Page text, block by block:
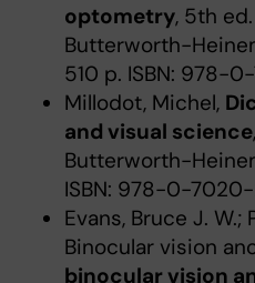
optometry, 5th
Butterworth-
510 p. ISBN: 978-
Millodot, Michel,
and visual science
Butterworth-
ISBN: 978-0-
Evans, Bruce J. W.;
Binocular vision
binocular vision